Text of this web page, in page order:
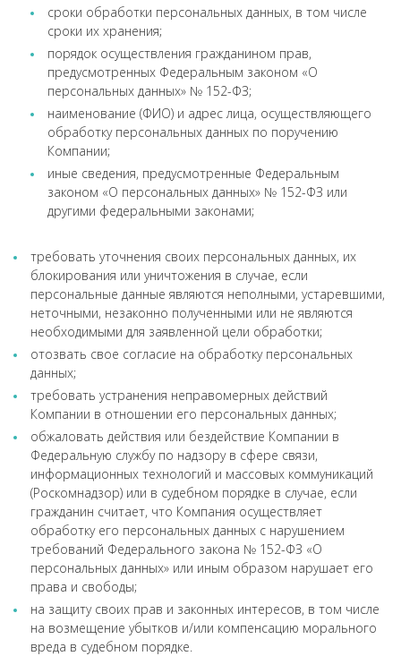
сроки обработки персональных данных, в том числе
сроки их хранения;
порядок осуществления гражданином прав,
предусмотренных Федеральным законом «О
персональных данных» № 152-ФЗ;
наименование (ФИО) и адрес лица, осуществляющего
обработку персональных данных по поручению
Компании;
иные сведения, предусмотренные Федеральным
законом «О персональных данных» № 152-ФЗ или
другими федеральными законами;
требовать уточнения своих персональных данных, их
блокирования или уничтожения в случае, если
персональные данные являются неполными, устаревшими,
неточными, незаконно полученными или не являются
необходимыми для заявленной цели обработки;
отозвать свое согласие на обработку персональных
данных;
требовать устранения неправомерных действий
Компании в отношении его персональных данных;
обжаловать действия или бездействие Компании в
Федеральную службу по надзору в сфере связи,
информационных технологий и массовых коммуникаций
(Роскомнадзор) или в судебном порядке в случае, если
гражданин считает, что Компания осуществляет
обработку его персональных данных с нарушением
требований Федерального закона № 152-ФЗ «О
персональных данных» или иным образом нарушает его
права и свободы;
на защиту своих прав и законных интересов, в том числе
на возмещение убытков и/или компенсацию морального
вреда в судебном порядке.